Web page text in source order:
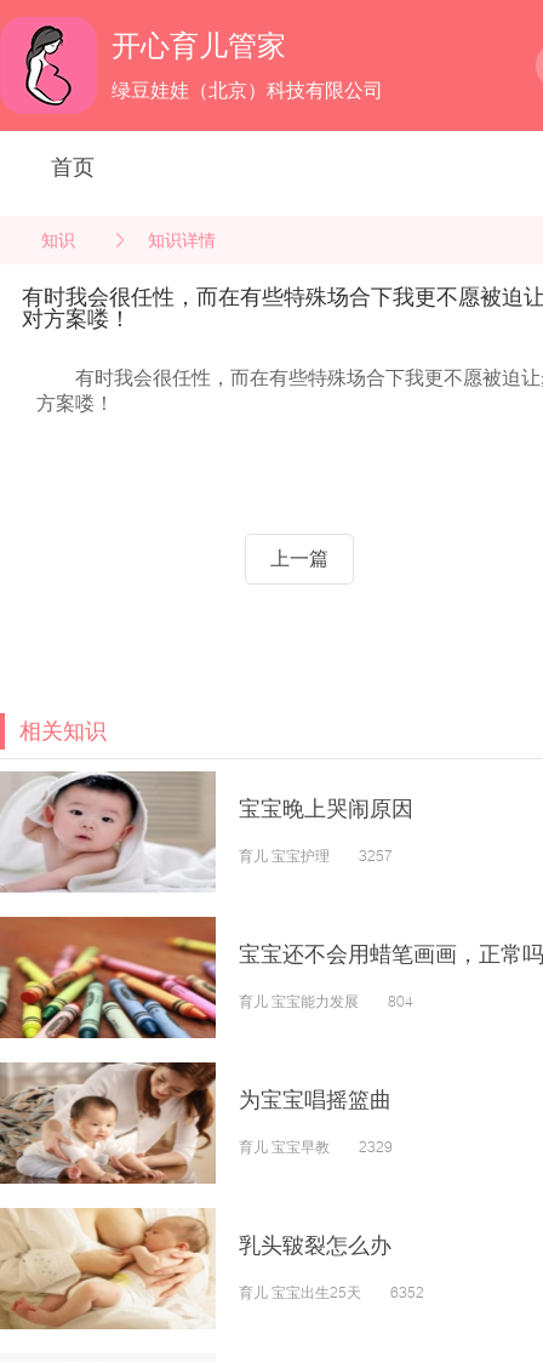
开心育儿管家
绿豆娃娃（北京）科技有限公司
首页
知识 知识详情
有时我会很任性，而在有些特殊场合下我更不愿被迫
对方案喽！
有时我会很任性，而在有些特殊场合下我更不愿被迫
方案喽！
上一篇
相关知识
宝宝晚上哭闹原因
育儿 宝宝护理 3257
宝宝还不会用蜡笔画画，正常
育儿 宝宝能力发展 804
为宝宝唱摇篮曲
育儿 宝宝早教 2329
乳头皲裂怎么办
育儿 宝宝出生25天 6352